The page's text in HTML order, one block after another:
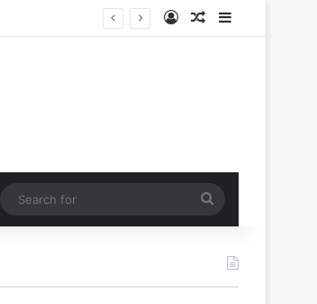
Log InRandom Article
Sidebar
for